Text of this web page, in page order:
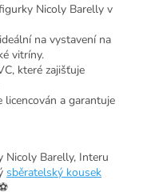
Nicoly Barelly v
na vystavení na
vitríny.
které zajišťuje
licencován a garantuje
Nicoly Barelly, Interu
sběratelský kousek